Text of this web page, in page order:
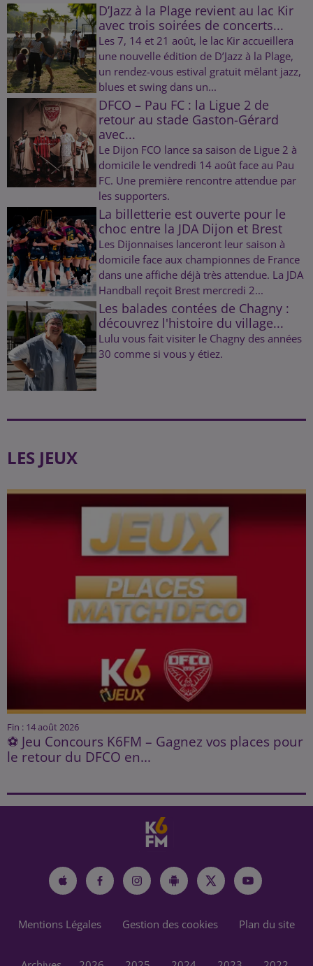
D’Jazz à la Plage revient au lac Kir
avec trois soirées de concerts...
Les 7, 14 et 21 août, le lac Kir accueillera
une nouvelle édition de D’Jazz à la Plage,
un rendez-vous estival gratuit mêlant jazz,
blues et swing dans un...
DFCO – Pau FC : la Ligue 2 de
retour au stade Gaston-Gérard
avec...
Le Dijon FCO lance sa saison de Ligue 2 à
domicile le vendredi 14 août face au Pau
FC. Une première rencontre attendue par
les supporters.
La billetterie est ouverte pour le
choc entre la JDA Dijon et Brest
Les Dijonnaises lanceront leur saison à
domicile face aux championnes de France
dans une affiche déjà très attendue. La JDA
Handball reçoit Brest mercredi 2...
Les balades contées de Chagny :
découvrez l'histoire du village...
Lulu vous fait visiter le Chagny des années
30 comme si vous y étiez.
LES JEUX
Fin : 14 août 2026
⚽ Jeu Concours K6FM – Gagnez vos places pour
le retour du DFCO en...
Mentions Légales Gestion des cookies Plan du site